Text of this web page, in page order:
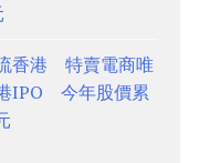
香港 特賣電商唯
IPO 今年股價累